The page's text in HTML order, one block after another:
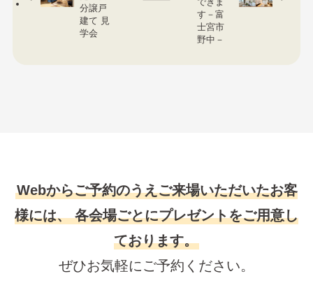
分譲戸
建て 見
学会
す－富
士宮市
野中－
Webからご予約のうえご来場いただいたお客
様には、各会場ごとにプレゼントをご用意し
ております。
ぜひお気軽にご予約ください。